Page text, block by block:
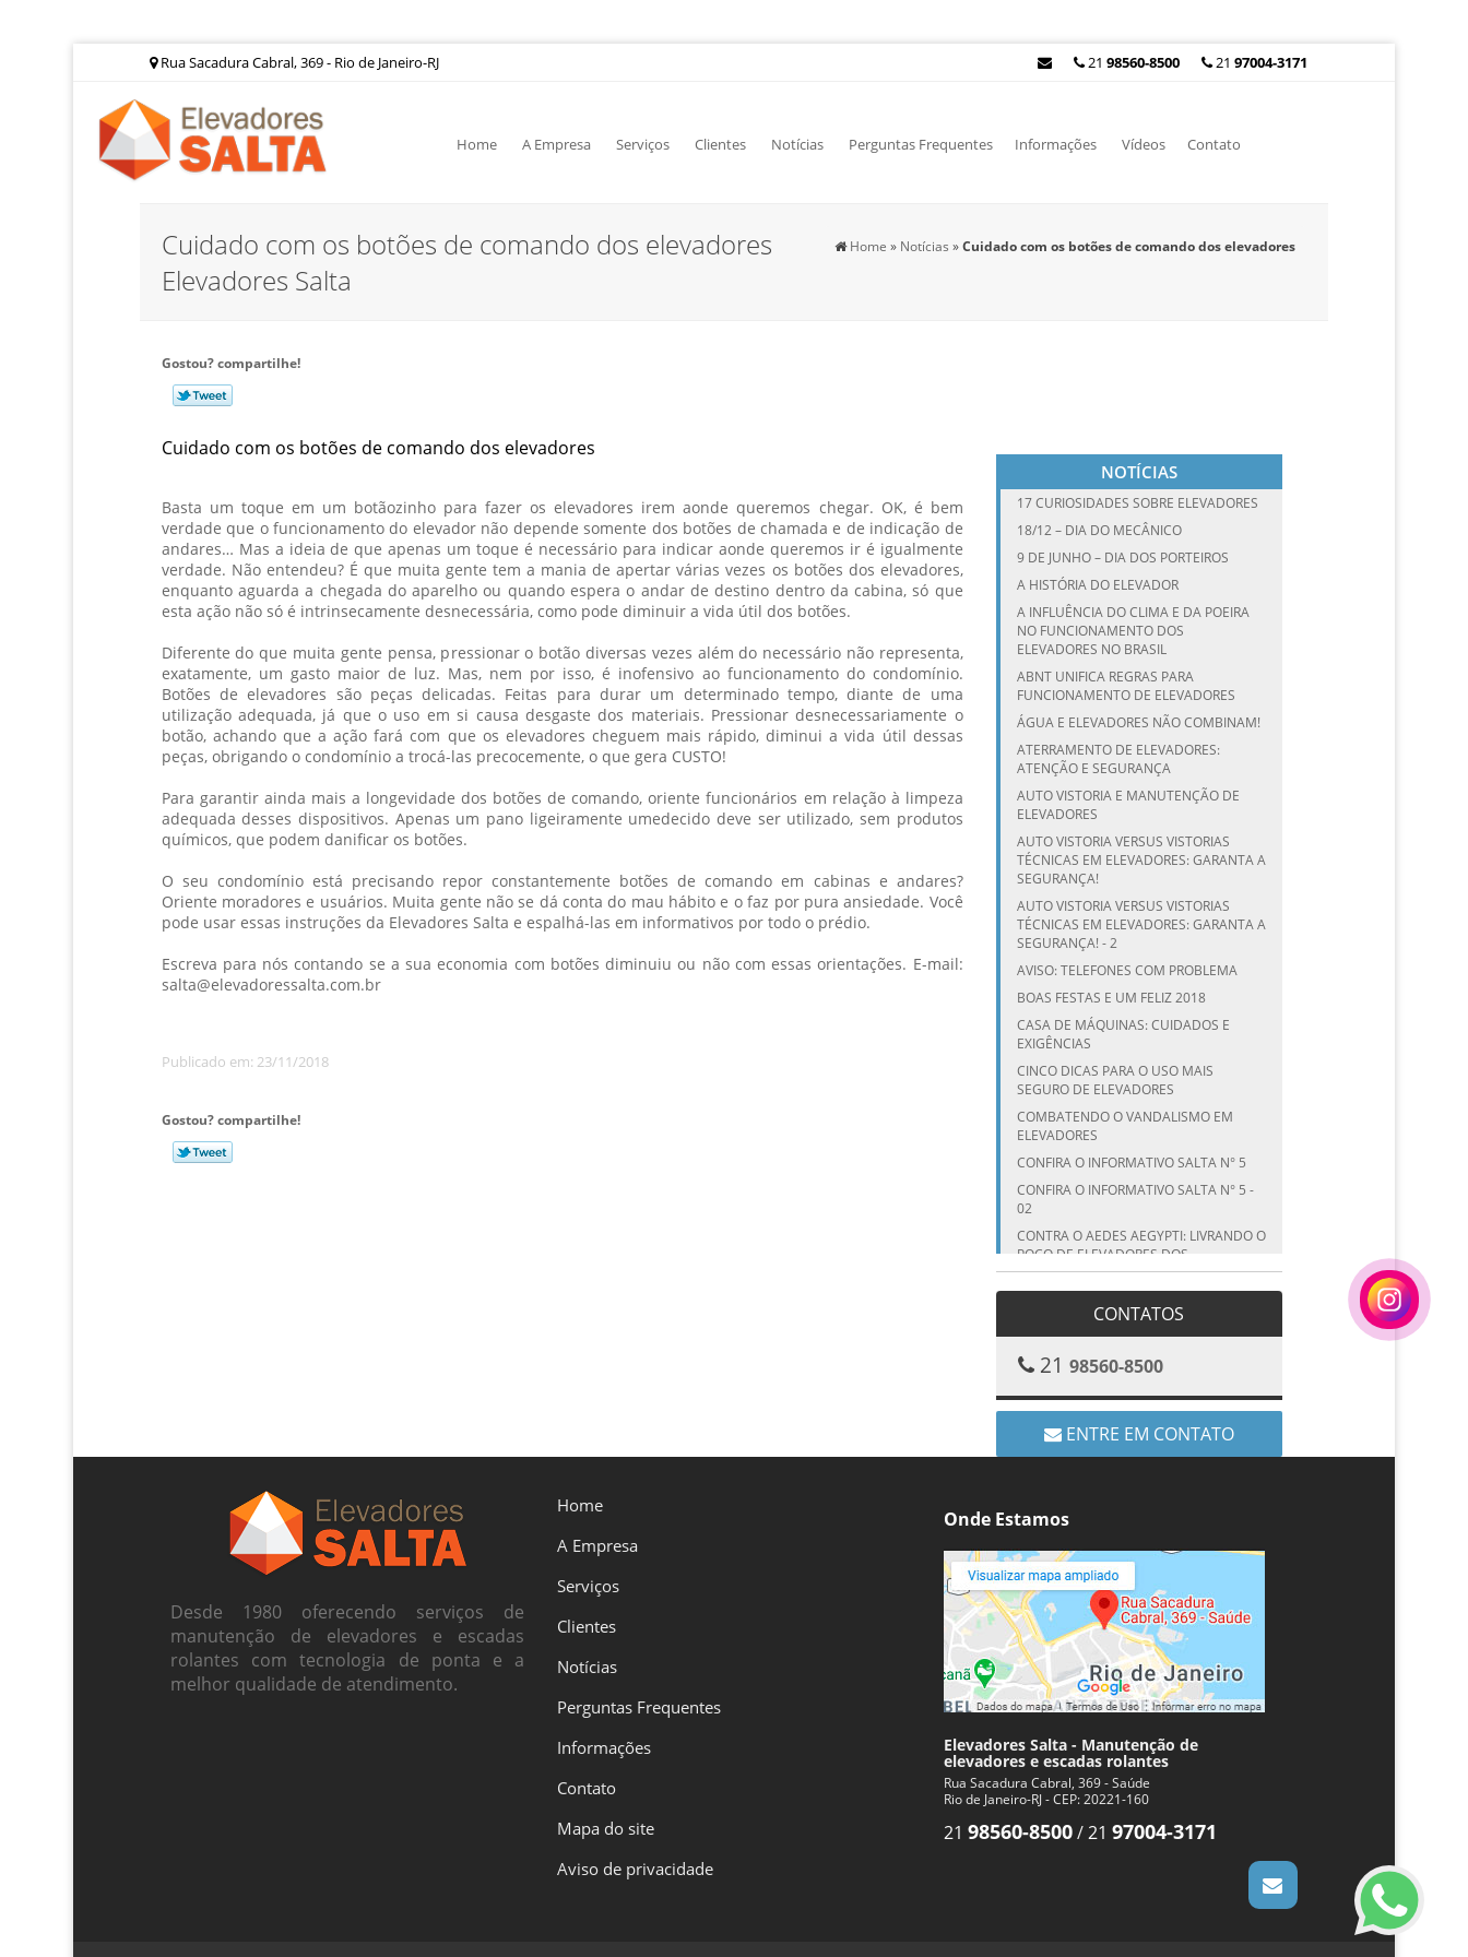
Rua Sacadura Cabral, 369 - Rio de Janeiro-RJ 2197004-3171
2198560-8500
Home A Empresa Serviços Clientes Notícias Perguntas Frequentes Informações Vídeos Contato
Home » Notícias »Cuidado com os botões de comando dos elevadores
Cuidado com os botões de comando dos elevadores
Elevadores Salta
Gostou? compartilhe!
Cuidado com os botões de comando dos elevadores
Basta um toque em um botãozinho para fazer os elevadores irem aonde queremos chegar. OK, é bem
verdade que o funcionamento do elevador não depende somente dos botões de chamada e de indicação de
andares… Mas a ideia de que apenas um toque é necessário para indicar aonde queremos ir é igualmente
verdade. Não entendeu? É que muita gente tem a mania de apertar várias vezes os botões dos elevadores,
enquanto aguarda a chegada do aparelho ou quando espera o andar de destino dentro da cabina, só que
esta ação não só é intrinsecamente desnecessária, como pode diminuir a vida útil dos botões.
Diferente do que muita gente pensa, pressionar o botão diversas vezes além do necessário não representa,
exatamente, um gasto maior de luz. Mas, nem por isso, é inofensivo ao funcionamento do condomínio.
Botões de elevadores são peças delicadas. Feitas para durar um determinado tempo, diante de uma
utilização adequada, já que o uso em si causa desgaste dos materiais. Pressionar desnecessariamente o
botão, achando que a ação fará com que os elevadores cheguem mais rápido, diminui a vida útil dessas
peças, obrigando o condomínio a trocá-las precocemente, o que gera CUSTO!
Para garantir ainda mais a longevidade dos botões de comando, oriente funcionários em relação à limpeza
adequada desses dispositivos. Apenas um pano ligeiramente umedecido deve ser utilizado, sem produtos
químicos, que podem danificar os botões.
O seu condomínio está precisando repor constantemente botões de comando em cabinas e andares?
Oriente moradores e usuários. Muita gente não se dá conta do mau hábito e o faz por pura ansiedade. Você
pode usar essas instruções da Elevadores Salta e espalhá-las em informativos por todo o prédio.
Escreva para nós contando se a sua economia com botões diminuiu ou não com essas orientações. E-mail:
salta@elevadoressalta.com.br
Publicado em: 23/11/2018
Gostou? compartilhe!
NOTÍCIAS
17 CURIOSIDADES SOBRE ELEVADORES
18/12 – DIA DO MECÂNICO
9 DE JUNHO – DIA DOS PORTEIROS
A HISTÓRIA DO ELEVADOR
A INFLUÊNCIA DO CLIMA E DA POEIRA
NO FUNCIONAMENTO DOS
ELEVADORES NO BRASIL
ABNT UNIFICA REGRAS PARA
FUNCIONAMENTO DE ELEVADORES
ÁGUA E ELEVADORES NÃO COMBINAM!
ATERRAMENTO DE ELEVADORES:
ATENÇÃO E SEGURANÇA
AUTO VISTORIA E MANUTENÇÃO DE
ELEVADORES
AUTO VISTORIA VERSUS VISTORIAS
TÉCNICAS EM ELEVADORES: GARANTA A
SEGURANÇA!
AUTO VISTORIA VERSUS VISTORIAS
TÉCNICAS EM ELEVADORES: GARANTA A
SEGURANÇA! - 2
AVISO: TELEFONES COM PROBLEMA
BOAS FESTAS E UM FELIZ 2018
CASA DE MÁQUINAS: CUIDADOS E
EXIGÊNCIAS
CINCO DICAS PARA O USO MAIS
SEGURO DE ELEVADORES
COMBATENDO O VANDALISMO EM
ELEVADORES
CONFIRA O INFORMATIVO SALTA N° 5
CONFIRA O INFORMATIVO SALTA N° 5 -
02
CONTRA O AEDES AEGYPTI: LIVRANDO O
POÇO DE ELEVADORES DOS
MOSQUITOS
ELEVADORES
ELEVADORES NAS FÉRIAS
CUIDADO COM AS CRIANÇAS EM
ELEVADORES NAS FÉRIAS – PARTE I
CUIDADO COM ELEVADORES EM ÉPOCA
DE CHUVAS!
ELEVADOR ESPACIAL DE 20 KM PARA
PRÉDIO MAIS ALTO DO MUNDO
ELEVADOR MAIS RÁPIDO DO MUNDO
CHEGA A 73 KM/H
ELEVADORES INCRÍVEIS PELO MUNDO
ELEVADORES PODEM CAIR?
ELEVADORES SALTA COMEMORA 37
ANOS
ANOS!
ELEVADORES SALTA DE CARA NOVA
ELEVADORES SALTA DESEJA BOAS
ELEVADORES SALTA GANHA
CONTATOS
21 98560-8500
ENTRE EM CONTATO
Desde 1980 oferecendo serviços de
manutenção de elevadores e escadas
rolantes com tecnologia de ponta e a
melhor qualidade de atendimento.
Home
A Empresa
Serviços
Clientes
Notícias
Perguntas Frequentes
Informações
Contato
Mapa do site
Aviso de privacidade
Onde Estamos
Elevadores Salta - Manutenção de
elevadores e escadas rolantes
Rua Sacadura Cabral, 369 - Saúde
Rio de Janeiro-RJ - CEP: 20221-160
21 98560-8500/21 97004-3171